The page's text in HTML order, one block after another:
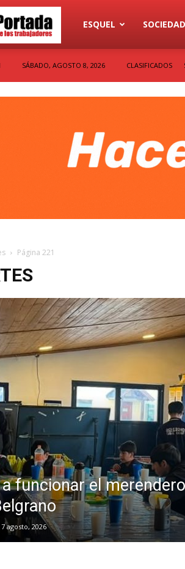
Diario
ESQUEL SOCIEDAD
SÁBADO, AGOSTO 8, 2026 CLASIFICADOS
Página 221
funcionar el
7 agosto, 2026